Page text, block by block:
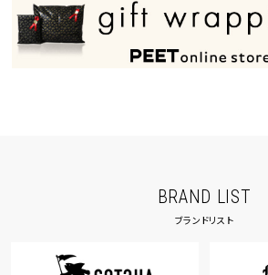
BRAND LIST
ブランドリスト